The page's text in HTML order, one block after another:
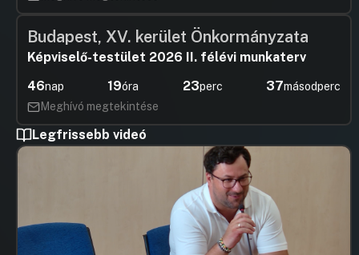
Budapest, XV. kerület Önkormányzata
Képviselő-testület 2026 II. félévi munkaterv
46nap 19óra 23perc 37másodperc
Meghívó megtekintése
Legfrissebb videó